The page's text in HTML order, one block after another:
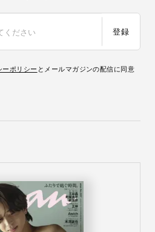
登録
ーポリシー とメールマガジンの配信に同意